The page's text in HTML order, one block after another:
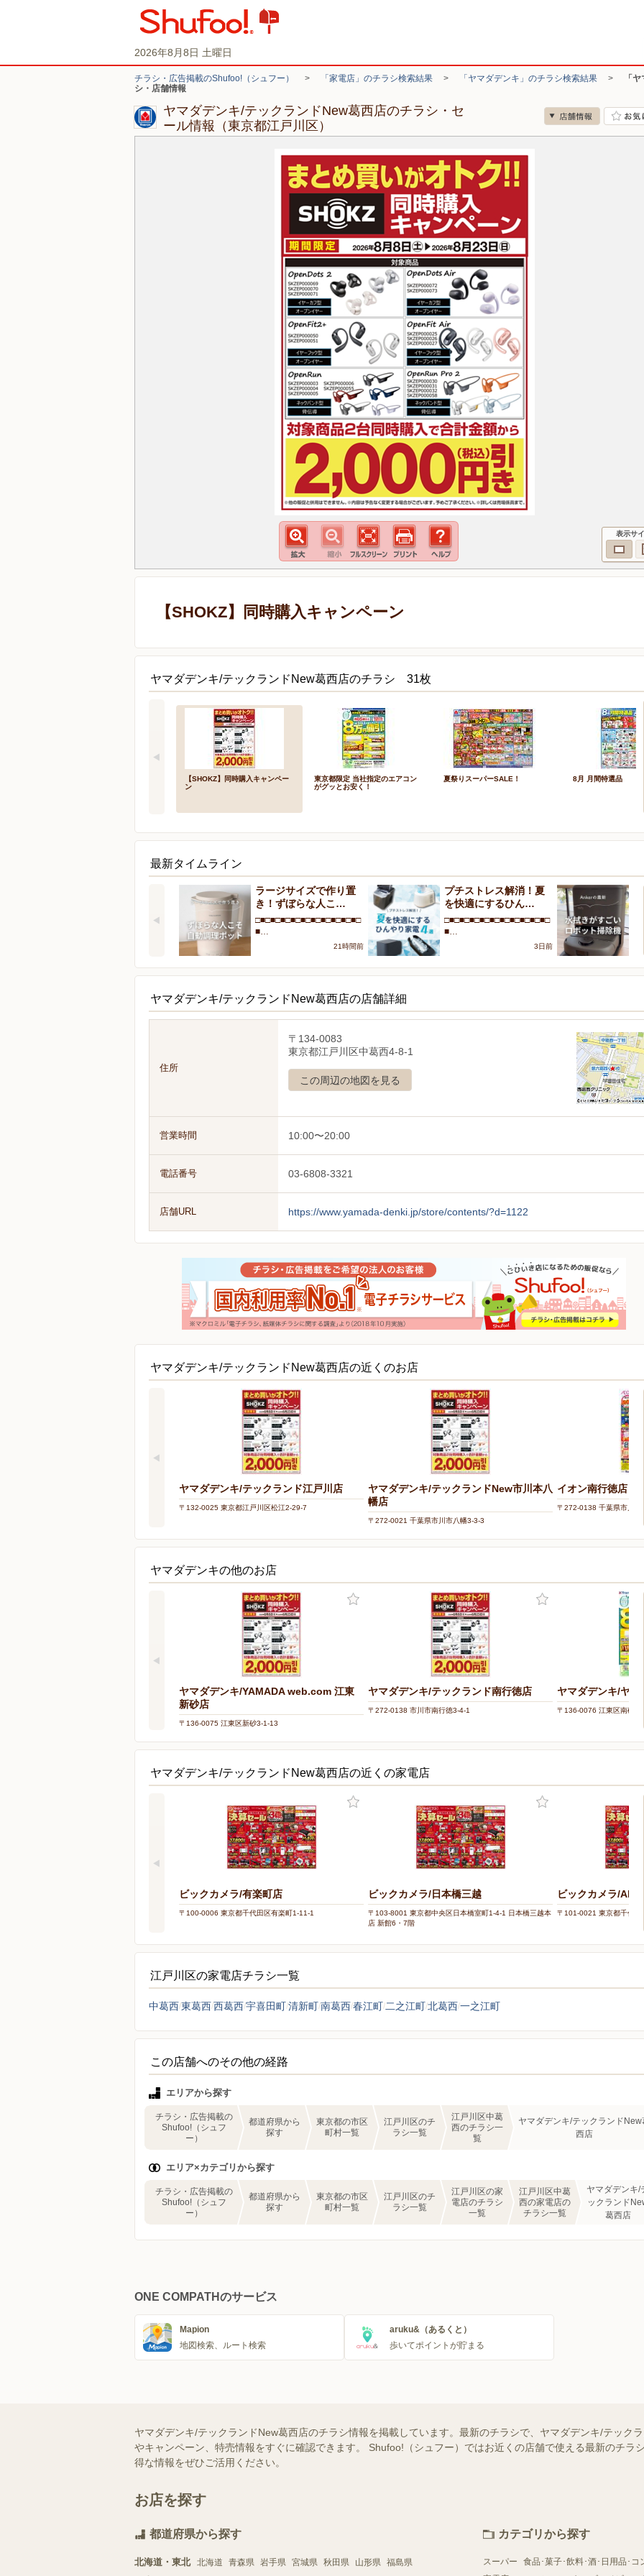
2026年8月8日 土曜日
チラシ・広告掲載のShufoo!（シュフー） > 「家電店」のチラシ検索結果 > 「ヤマダデンキ」のチラシ検索結果 >
「
シ・店舗情報
ヤマダデンキ/テックランドNew葛西店のチラシ・セ
ール情報（東京都江戸川区）
表示サ
【SHOKZ】同時購入キャンペーン
ヤマダデンキ/テックランドNew葛西店のチラシ 31枚
【SHOKZ】同時購入キャンペー
ン
東京都限定 当社指定のエアコン
がグッとお安く！
夏祭りスーパーSALE！ 8月 月間特選品
最新タイムライン
ラージサイズで作り置
き！ずぼらな人こ…
□■□■□■□■□■□■□■□■□■□■□
■…
21時間前
プチストレス解消！夏
を快適にするひん…
□■□■□■□■□■□■□■□■□■□■□
■…
3日前
ヤマダデンキ/テックランドNew葛西店の店舗詳細
住所
〒134-0083
東京都江戸川区中葛西4-8-1
この周辺の地図を見る
営業時間 10:00〜20:00
電話番号 03-6808-3321
店舗URL https://www.yamada-denki.jp/store/contents/?d=1122
ヤマダデンキ/テックランドNew葛西店の近くのお店
ヤマダデンキ/テックランド江戸川店
〒132-0025 東京都江戸川区松江2-29-7
ヤマダデンキ/テックランドNew市川本八
幡店
〒272-0021 千葉県市川市八幡3-3-3
イオン南行徳店
〒272-0138 千葉県市川市
ヤマダデンキの他のお店
ヤマダデンキ/YAMADA web.com 江東
新砂店
〒136-0075 江東区新砂3-1-13
ヤマダデンキ/テックランド南行徳店
〒272-0138 市川市南行徳3-4-1
ヤマダデンキ/ヤマ
〒136-0076 江東区南砂2-
ヤマダデンキ/テックランドNew葛西店の近くの家電店
ビックカメラ/有楽町店
〒100-0006 東京都千代田区有楽町1-11-1
ビックカメラ/日本橋三越
〒103-8001 東京都中央区日本橋室町1-4-1 日本橋三越本
店 新館6・7階
ビックカメラ/
〒101-0021 東京都千代田
江戸川区の家電店チラシ一覧
中葛西東葛西西葛西宇喜田町清新町南葛西春江町 二之江町北葛西一之江町
この店舗へのその他の経路
エリアから探す
チラシ・広告掲載の
Shufoo!（シュフ
ー）
都道府県から
探す
東京都の市区
町村一覧
江戸川区のチ
ラシ一覧
江戸川区中葛
西のチラシ一
覧
ヤマダデンキ/テックランドNew
西店
エリア×カテゴリから探す
チラシ・広告掲載の
Shufoo!（シュフ
ー）
都道府県から
探す
東京都の市区
町村一覧
江戸川区のチ
ラシ一覧
江戸川区の家
電店のチラシ
一覧
江戸川区中葛
西の家電店の
チラシ一覧
ヤマダデンキ/
ックランド
葛西店
ONE COMPATHのサービス
Mapion
地図検索、ルート検索
aruku&（あるくと）
歩いてポイントが貯まる
ヤマダデンキ/テックランドNew葛西店のチラシ情報を掲載しています。最新のチラシで、ヤマダデンキ/テック
やキャンペーン、特売情報をすぐに確認できます。 Shufoo!（シュフー）ではお近くの店舗で使える最新のチラ
得な情報をぜひご活用ください。
お店を探す
都道府県から探す
北海道・東北 北海道 青森県 岩手県 宮城県 秋田県 山形県 福島県
カテゴリから探す
スーパー 食品･菓子･飲料･酒･日用品･コ